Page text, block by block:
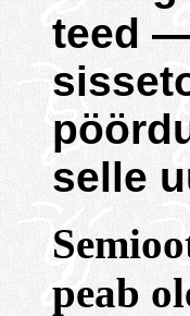
teed
selle
peab